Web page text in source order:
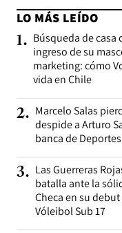
LO MÁS LEÍDO
1. Búsqueda de
ingreso de su
marketing: cómo
vida en Chile
2. Marcelo Salas
despide a Arturo
banca de
3. Las Guerreras
batalla ante la
Checa en su
Vóleibol Sub 17